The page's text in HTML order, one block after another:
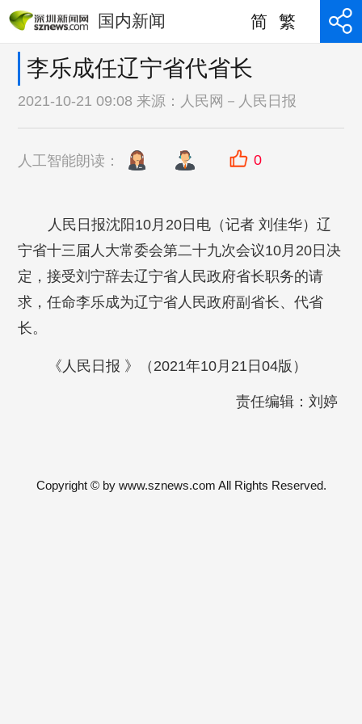
国内新闻 简 繁
李乐成任辽宁省代省长
2021-10-21 09:08 来源： 人民网－人民日报
人工智能朗读： 0
人民日报沈阳10月20日电（记者 刘佳华）辽
宁省十三届人大常委会第二十九次会议10月20日决
定，接受刘宁辞去辽宁省人民政府省长职务的请
求，任命李乐成为辽宁省人民政府副省长、代省
长。
《人民日报 》（2021年10月21日04版）
责任编辑：刘婷
Copyright © by www.sznews.com All Rights Reserved.